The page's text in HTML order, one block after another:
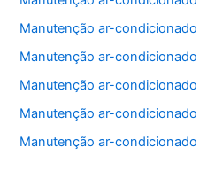
Manutenção ar-
Manutenção ar-condicionado
Manutenção ar-
Manutenção ar-
Manutenção ar-